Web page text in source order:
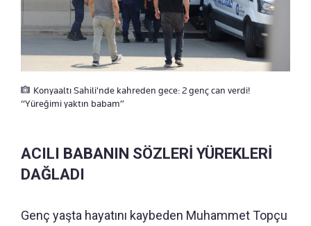
Konyaaltı Sahili'nde kahreden gece: 2 genç can verdi!
“Yüreğimi yaktın babam”
ACILI BABANIN SÖZLERİ YÜREKLERİ
DAĞLADI
Genç yaşta hayatını kaybeden Muhammet Topçu